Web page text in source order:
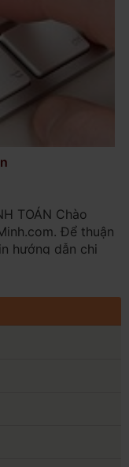
TOÁN Chào
Để thuận
hướng dẫn chi
dưới 18 tuổi. -